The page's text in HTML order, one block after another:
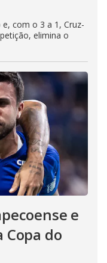
com o 3 a 1, Cruz-
elimina o
e
Copa do